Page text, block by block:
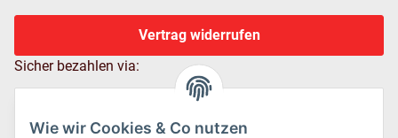
Wie wir Cookies & Co nutzen
Vertrag widerrufen
Sicher bezahlen via: